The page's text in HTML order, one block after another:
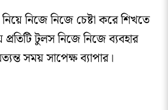
নিজে নিজে চেষ্টা করে শিখতে
টুলস নিজে নিজে ব্যবহার
সময় সাপেক্ষ ব্যাপার।